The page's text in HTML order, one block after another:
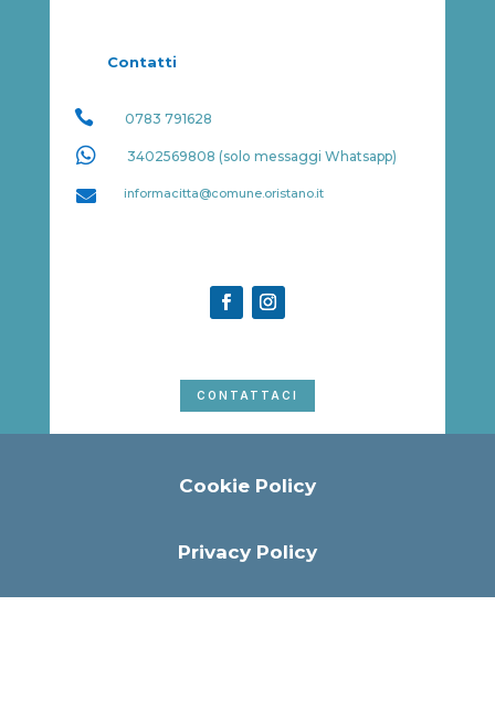
Contatti
 0783 791628
 3402569808 (solo messaggi Whatsapp)
 informacitta@comune.oristano.it
CONTATTACI
Cookie Policy
Privacy Policy